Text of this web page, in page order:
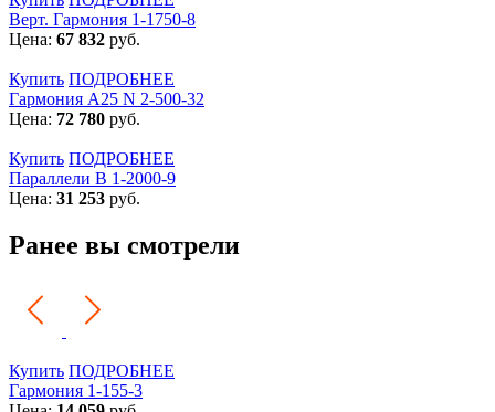
Верт. Гармония 1-1750-8
Цена: 67 832 руб.
Купить ПОДРОБНЕЕ
Гармония А25 N 2-500-32
Цена: 72 780 руб.
Купить ПОДРОБНЕЕ
Параллели В 1-2000-9
Цена: 31 253 руб.
Ранее вы смотрели
Купить ПОДРОБНЕЕ
Гармония 1-155-3